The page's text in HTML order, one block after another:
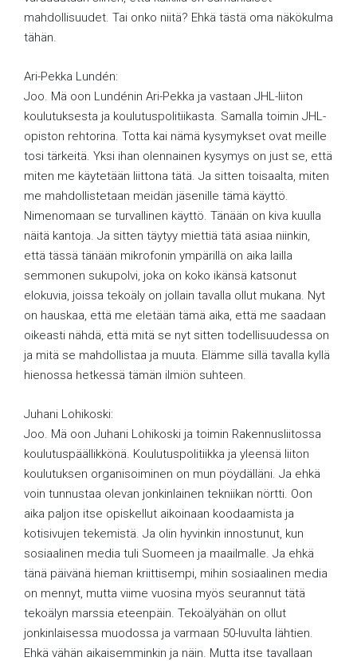
mahdollisuudet. Tai onko niitä? Ehkä tästä oma näkökulma
tähän.
Ari-Pekka Lundén:
Joo. Mä oon Lundénin Ari-Pekka ja vastaan JHL-liiton
koulutuksesta ja koulutuspolitiikasta. Samalla toimin JHL-
opiston rehtorina. Totta kai nämä kysymykset ovat meille
tosi tärkeitä. Yksi ihan olennainen kysymys on just se, että
miten me käytetään liittona tätä. Ja sitten toisaalta, miten
me mahdollistetaan meidän jäsenille tämä käyttö.
Nimenomaan se turvallinen käyttö. Tänään on kiva kuulla
näitä kantoja. Ja sitten täytyy miettiä tätä asiaa niinkin,
että tässä tänään mikrofonin ympärillä on aika lailla
semmonen sukupolvi, joka on koko ikänsä katsonut
elokuvia, joissa tekoäly on jollain tavalla ollut mukana. Nyt
on hauskaa, että me eletään tämä aika, että me saadaan
oikeasti nähdä, että mitä se nyt sitten todellisuudessa on
ja mitä se mahdollistaa ja muuta. Elämme sillä tavalla kyllä
hienossa hetkessä tämän ilmiön suhteen.
Juhani Lohikoski:
Joo. Mä oon Juhani Lohikoski ja toimin Rakennusliitossa
koulutuspäällikkönä. Koulutuspolitiikka ja yleensä liiton
koulutuksen organisoiminen on mun pöydälläni. Ja ehkä
voin tunnustaa olevan jonkinlainen tekniikan nörtti. Oon
aika paljon itse opiskellut aikoinaan koodaamista ja
kotisivujen tekemistä. Ja olin hyvinkin innostunut, kun
sosiaalinen media tuli Suomeen ja maailmalle. Ja ehkä
tänä päivänä hieman kriittisempi, mihin sosiaalinen media
on mennyt, mutta viime vuosina myös seurannut tätä
tekoälyn marssia eteenpäin. Tekoälyähän on ollut
jonkinlaisessa muodossa ja varmaan 50-luvulta lähtien.
Ehkä vähän aikaisemminkin ja näin. Mutta itse tavallaan